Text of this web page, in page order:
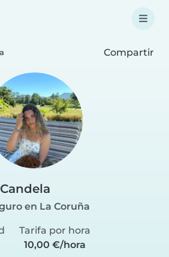
Compartir
Candela
en La Coruña
Tarifa por hora
10,00 €/hora